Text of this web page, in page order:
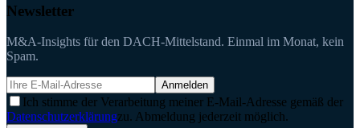
Newsletter
M&A-Insights für den DACH-Mittelstand. Einmal im Monat, kein
Spam.
Anmelden
Ich stimme der Verarbeitung meiner E-Mail-Adresse gemäß der
Datenschutzerklärungzu. Abmeldung jederzeit möglich.